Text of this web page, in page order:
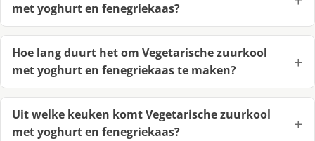
met yoghurt en fenegriekaas?
Hoe lang duurt het om Vegetarische zuurkool
met yoghurt en fenegriekaas te maken?
Uit welke keuken komt Vegetarische zuurkool
met yoghurt en fenegriekaas?